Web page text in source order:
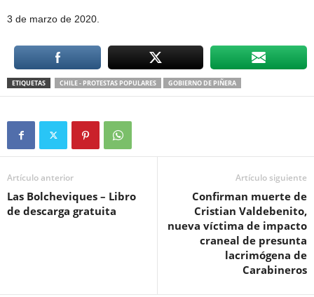
3 de marzo de 2020.
ETIQUETAS CHILE - PROTESTAS POPULARES GOBIERNO DE PIÑERA
Artículo anterior
Las Bolcheviques – Libro
de descarga gratuita
Artículo siguiente
Confirman muerte de
Cristian Valdebenito,
nueva víctima de impacto
craneal de presunta
lacrimógena de
Carabineros